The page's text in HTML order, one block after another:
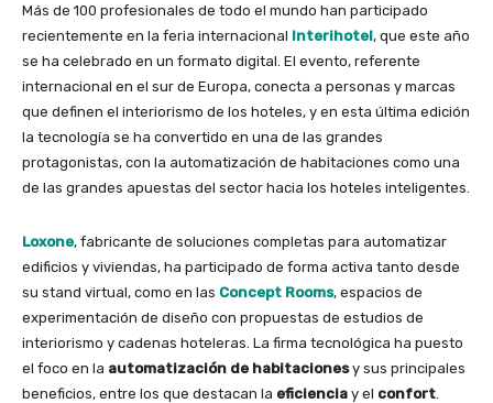
Más de 100 profesionales de todo el mundo han participado
recientemente en la feria internacional Interihotel, que este año
se ha celebrado en un formato digital. El evento, referente
internacional en el sur de Europa, conecta a personas y marcas
que definen el interiorismo de los hoteles, y en esta última edición
la tecnología se ha convertido en una de las grandes
protagonistas, con la automatización de habitaciones como una
de las grandes apuestas del sector hacia los hoteles inteligentes.
Loxone, fabricante de soluciones completas para automatizar
edificios y viviendas, ha participado de forma activa tanto desde
su stand virtual, como en las Concept Rooms, espacios de
experimentación de diseño con propuestas de estudios de
interiorismo y cadenas hoteleras. La firma tecnológica ha puesto
el foco en la automatización de habitacionesy sus principales
beneficios, entre los que destacan la eficiencia y el confort